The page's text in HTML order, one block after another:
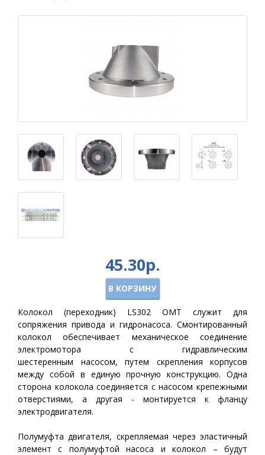
45.30р.
В КОРЗИНУ
Колокол (переходник) LS302 OMT служит для
сопряжения привода и гидронасоса. Смонтированный
колокол обеспечивает механическое соединение
электромотора с гидравлическим
шестеренным насосом, путем скрепления корпусов
между собой в единую прочную конструкцию. Одна
сторона колокола соединяется с насосом крепежными
отверстиями, а другая - монтируется к фланцу
электродвигателя.
Полумуфта двигателя, скрепляемая через эластичный
элемент с полумуфтой насоса и колокол – будут